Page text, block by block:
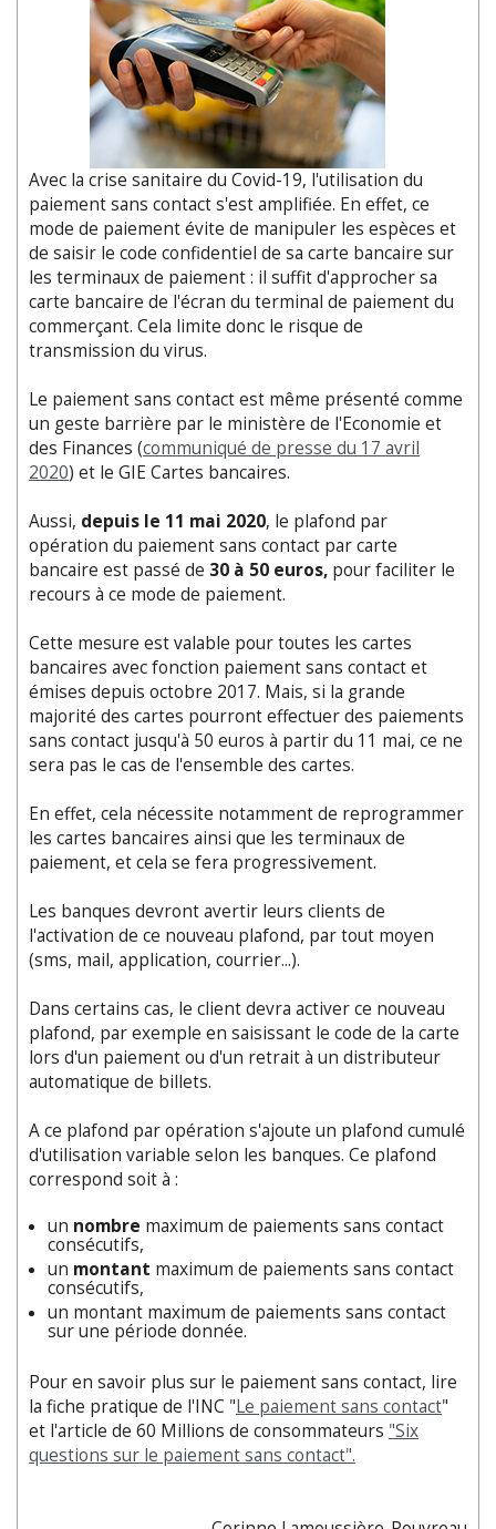
Avec la crise sanitaire du Covid-19, l'utilisation du
paiement sans contact s'est amplifiée. En effet, ce
mode de paiement évite de manipuler les espèces et
de saisir le code confidentiel de sa carte bancaire sur
les terminaux de paiement : il suffit d'approcher sa
carte bancaire de l'écran du terminal de paiement du
commerçant. Cela limite donc le risque de
transmission du virus.
Le paiement sans contact est même présenté comme
un geste barrière par le ministère de l'Economie et
des Finances (communiqué de presse du 17 avril
2020) et le GIE Cartes bancaires.
Aussi, depuis le 11 mai 2020, le plafond par
opération du paiement sans contact par carte
bancaire est passé de 30 à 50 euros, pour faciliter le
recours à ce mode de paiement.
Cette mesure est valable pour toutes les cartes
bancaires avec fonction paiement sans contact et
émises depuis octobre 2017. Mais, si la grande
majorité des cartes pourront effectuer des paiements
sans contact jusqu'à 50 euros à partir du 11 mai, ce ne
sera pas le cas de l'ensemble des cartes.
En effet, cela nécessite notamment de reprogrammer
les cartes bancaires ainsi que les terminaux de
paiement, et cela se fera progressivement.
Les banques devront avertir leurs clients de
l'activation de ce nouveau plafond, par tout moyen
(sms, mail, application, courrier...).
Dans certains cas, le client devra activer ce nouveau
plafond, par exemple en saisissant le code de la carte
lors d'un paiement ou d'un retrait à un distributeur
automatique de billets.
A ce plafond par opération s'ajoute un plafond cumulé
d'utilisation variable selon les banques. Ce plafond
correspond soit à :
un nombre maximum de paiements sans contact
consécutifs,
un montant maximum de paiements sans contact
consécutifs,
un montant maximum de paiements sans contact
sur une période donnée.
Pour en savoir plus sur le paiement sans contact, lire
la fiche pratique de l'INC "Le paiement sans contact"
et l'article de 60 Millions de consommateurs "Six
questions sur le paiement sans contact".